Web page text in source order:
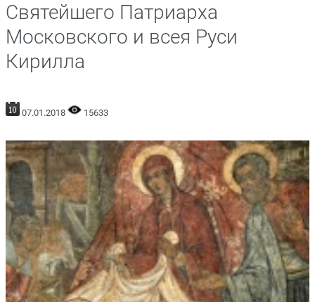
Святейшего Патриарха
Московского и всея Руси
Кирилла
07.01.2018 15633